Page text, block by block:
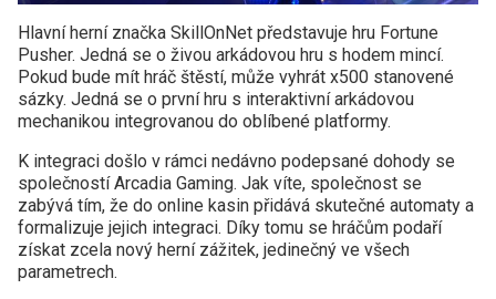
Hlavní herní značka SkillOnNet představuje hru Fortune
Pusher. Jedná se o živou arkádovou hru s hodem mincí.
Pokud bude mít hráč štěstí, může vyhrát x500 stanovené
sázky. Jedná se o první hru s interaktivní arkádovou
mechanikou integrovanou do oblíbené platformy.
K integraci došlo v rámci nedávno podepsané dohody se
společností Arcadia Gaming. Jak víte, společnost se
zabývá tím, že do online kasin přidává skutečné automaty a
formalizuje jejich integraci. Díky tomu se hráčům podaří
získat zcela nový herní zážitek, jedinečný ve všech
parametrech.